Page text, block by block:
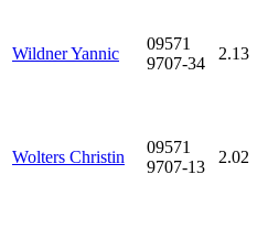
Wildner Yannic
09571
9707-34
2.13
Wolters Christin
09571
9707-13
2.02